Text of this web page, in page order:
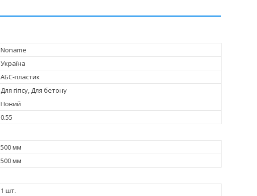
Noname
Україна
АБС-пластик
Для гіпсу, Для бетону
Новий
0.55
500 мм
500 мм
1 шт.